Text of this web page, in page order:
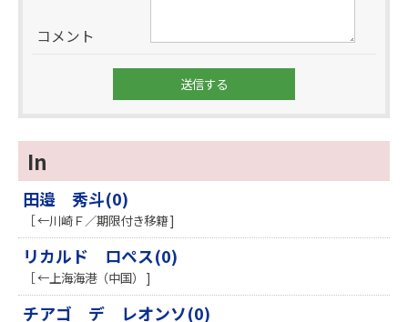
コメント
In
田邉 秀斗(0)
［ ←川崎Ｆ／期限付き移籍 ]
リカルド ロペス(0)
［ ←上海海港（中国） ]
チアゴ デ レオンソ(0)